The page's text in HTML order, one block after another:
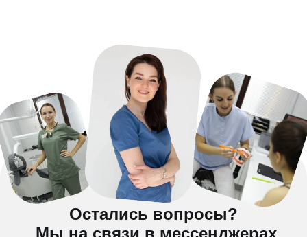
Остались вопросы?
Мы на связи в мессенджерах